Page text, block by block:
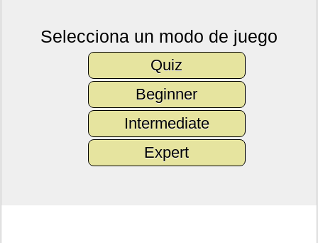
Selecciona un modo de juego
Quiz
Beginner
Intermediate
Expert